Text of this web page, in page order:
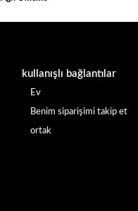
kullanışlı bağlantılar
Ev
Benim siparişimi takip et
ortak